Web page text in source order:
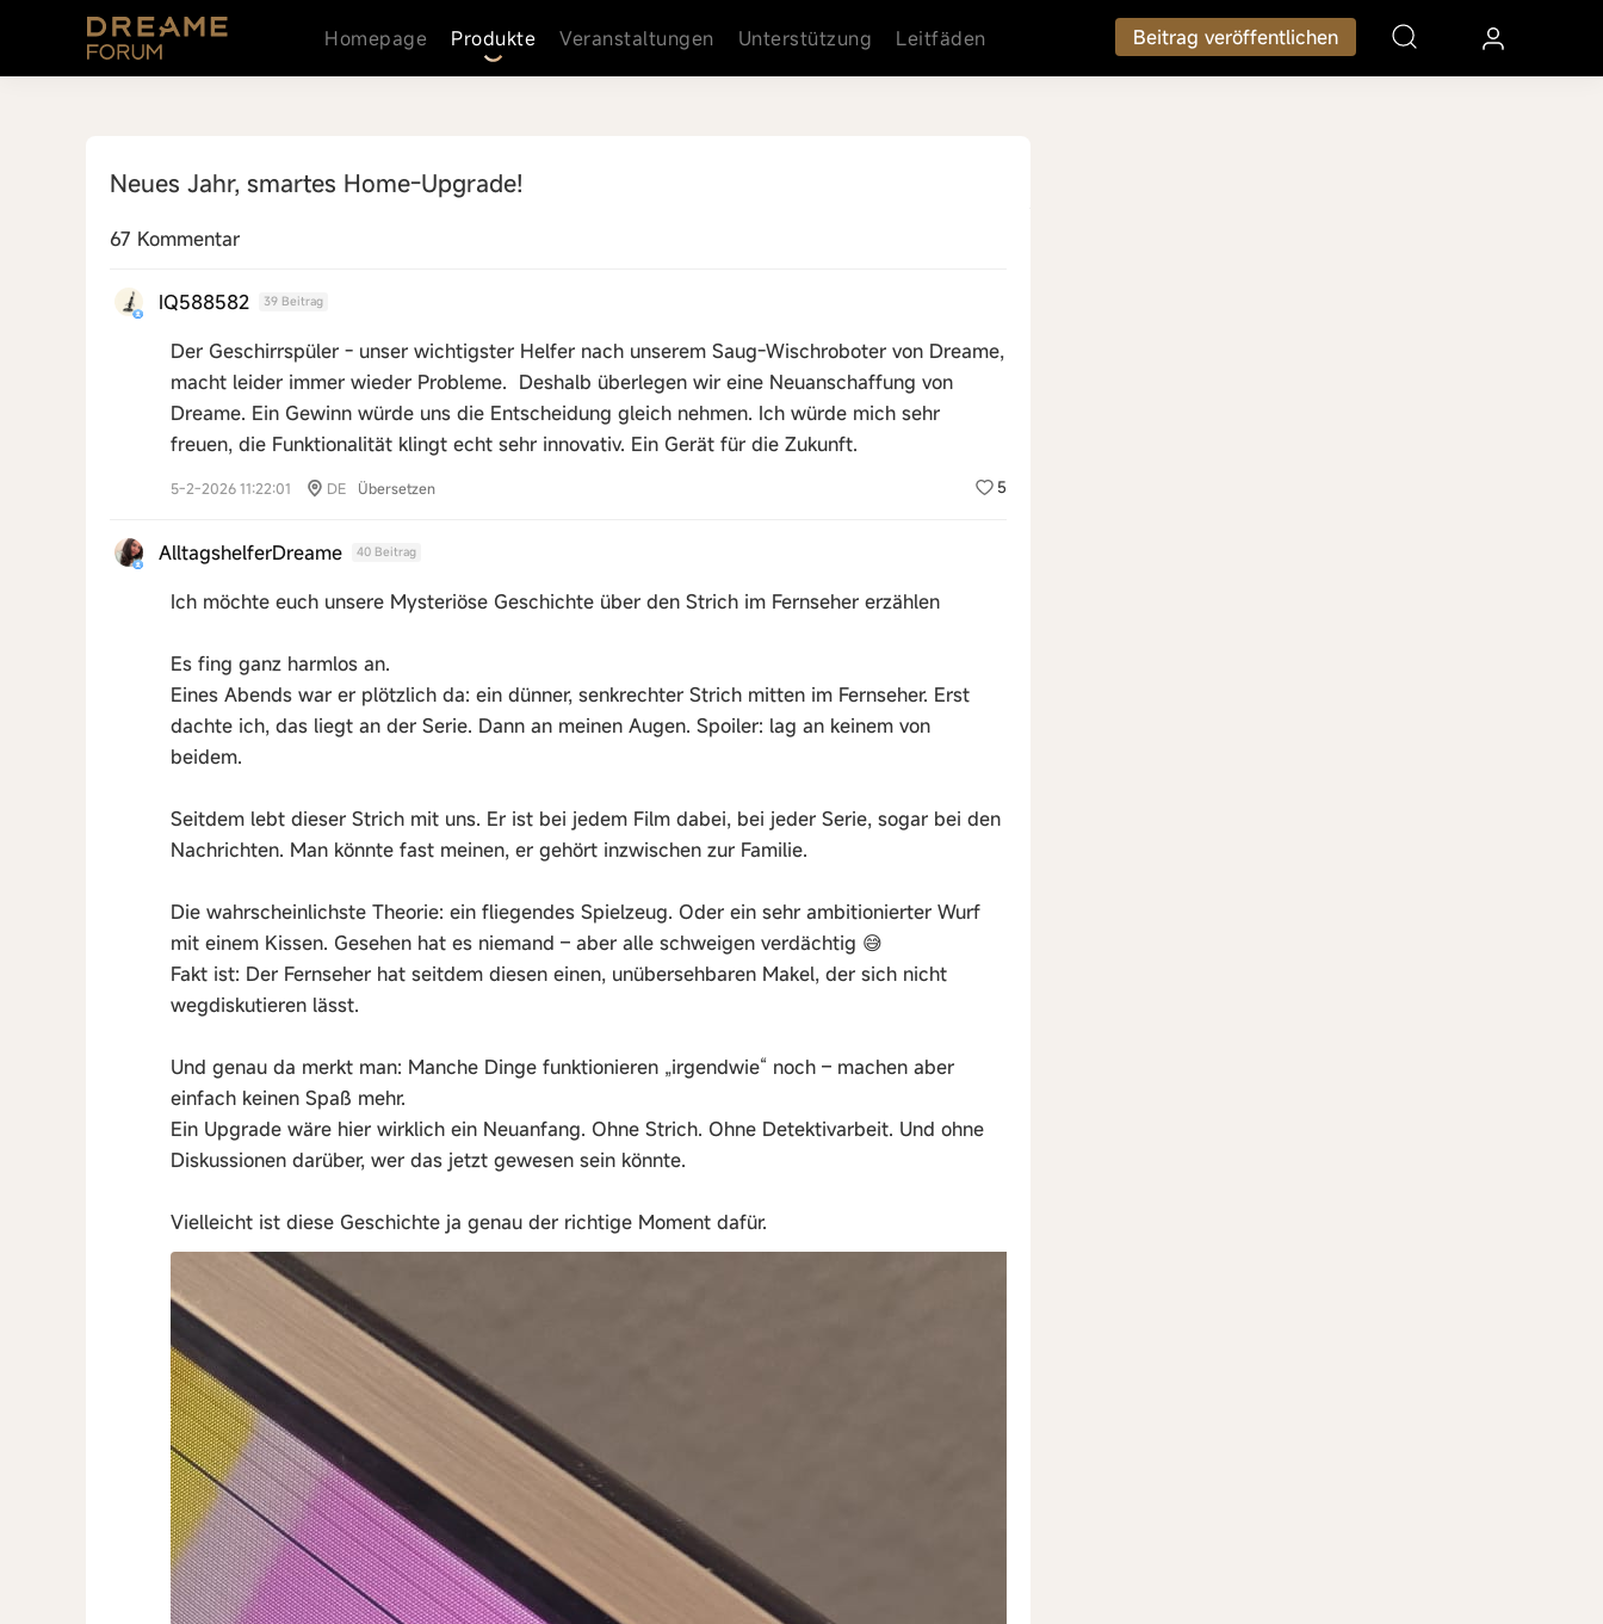
Homepage Produkte Veranstaltungen Unterstützung Leitfäden Beitrag veröffentlichen
Neues Jahr, smartes Home-Upgrade!
67 Kommentar
IQ588582 39 Beitrag
Der Geschirrspüler - unser wichtigster Helfer nach unserem Saug-Wischroboter von Dreame,
macht leider immer wieder Probleme. Deshalb überlegen wir eine Neuanschaffung von
Dreame. Ein Gewinn würde uns die Entscheidung gleich nehmen. Ich würde mich sehr
freuen, die Funktionalität klingt echt sehr innovativ. Ein Gerät für die Zukunft.
5
5-2-2026 11:22:01 DE Übersetzen
AlltagshelferDreame 40 Beitrag
Ich möchte euch unsere Mysteriöse Geschichte über den Strich im Fernseher erzählen
Es fing ganz harmlos an.
Eines Abends war er plötzlich da: ein dünner, senkrechter Strich mitten im Fernseher. Erst
dachte ich, das liegt an der Serie. Dann an meinen Augen. Spoiler: lag an keinem von
beidem.
Seitdem lebt dieser Strich mit uns. Er ist bei jedem Film dabei, bei jeder Serie, sogar bei den
Nachrichten. Man könnte fast meinen, er gehört inzwischen zur Familie.
Die wahrscheinlichste Theorie: ein fliegendes Spielzeug. Oder ein sehr ambitionierter Wurf
mit einem Kissen. Gesehen hat es niemand – aber alle schweigen verdächtig 😅
Fakt ist: Der Fernseher hat seitdem diesen einen, unübersehbaren Makel, der sich nicht
wegdiskutieren lässt.
Und genau da merkt man: Manche Dinge funktionieren „irgendwie“ noch – machen aber
einfach keinen Spaß mehr.
Ein Upgrade wäre hier wirklich ein Neuanfang. Ohne Strich. Ohne Detektivarbeit. Und ohne
Diskussionen darüber, wer das jetzt gewesen sein könnte.
Vielleicht ist diese Geschichte ja genau der richtige Moment dafür.